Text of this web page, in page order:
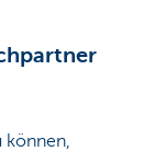
können,